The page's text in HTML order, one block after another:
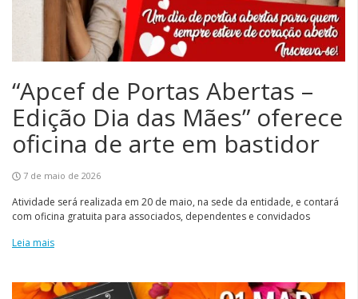
“Apcef de Portas Abertas –
Edição Dia das Mães” oferece
oficina de arte em bastidor
7 de maio de 2026
Atividade será realizada em 20 de maio, na sede da entidade, e contará
com oficina gratuita para associados, dependentes e convidados
Leia mais